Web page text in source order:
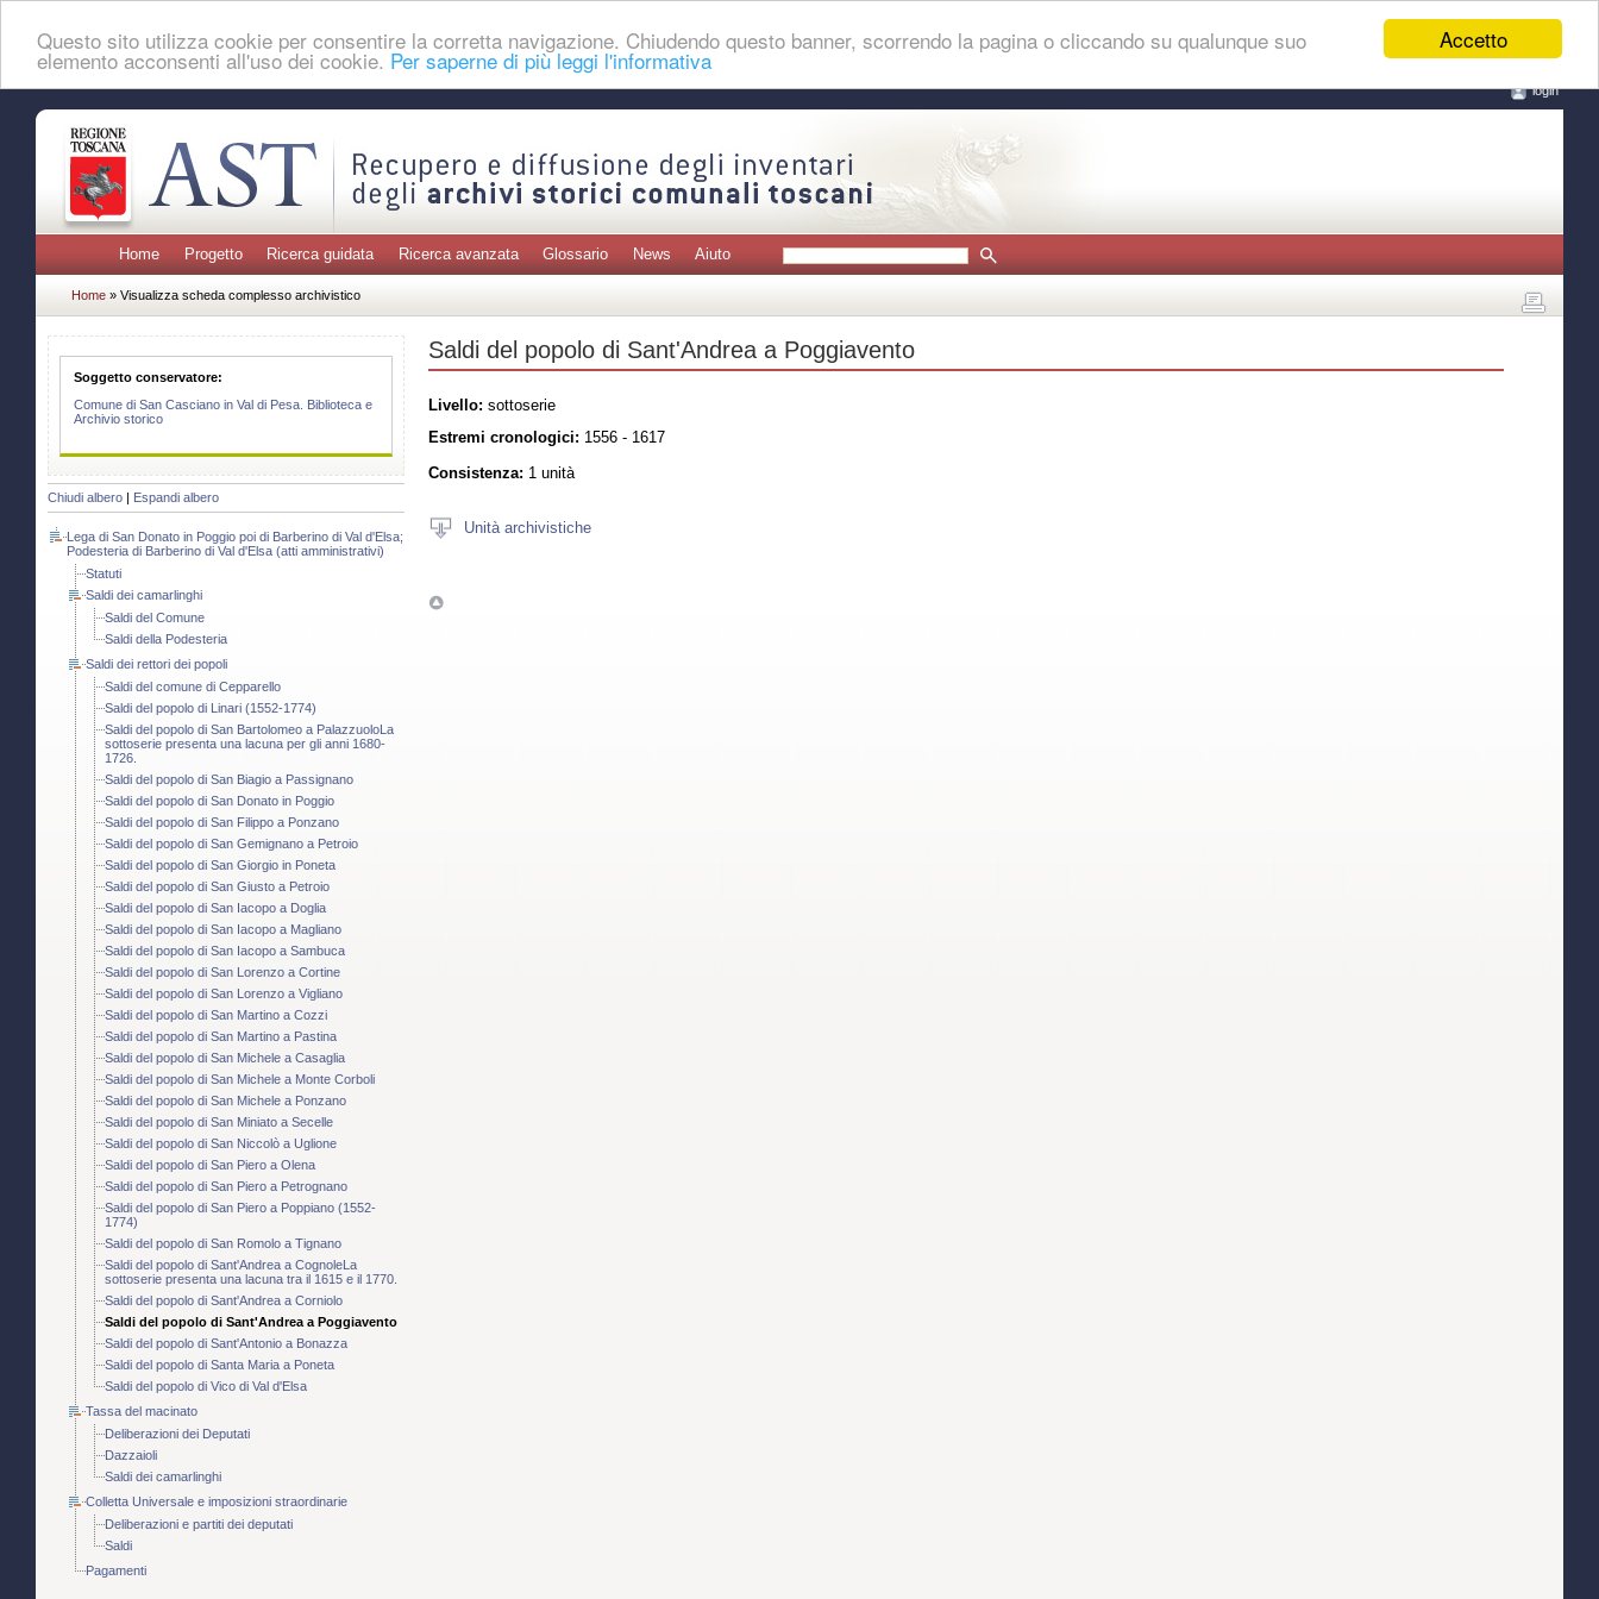
Accetto
Questo sito utilizza cookie per consentire la corretta navigazione. Chiudendo questo banner, scorrendo la pagina o cliccando su qualunque suo
elemento acconsenti all'uso dei cookie. Per saperne di più leggi l'informativa
login
Home Progetto Ricerca guidata Ricerca avanzata Glossario News Aiuto
Home » Visualizza scheda complesso archivistico
Soggetto conservatore:
Comune di San Casciano in Val di Pesa. Biblioteca e
Archivio storico
Chiudi albero Espandi albero
Lega di San Donato in Poggio poi di Barberino di Val d'Elsa;
Podesteria di Barberino di Val d'Elsa (atti amministrativi)
Statuti
Saldi dei camarlinghi
Saldi del Comune
Saldi della Podesteria
Saldi dei rettori dei popoli
Saldi del comune di Cepparello
Saldi del popolo di Linari (1552-1774)
Saldi del popolo di San Bartolomeo a PalazzuoloLa
sottoserie presenta una lacuna per gli anni 1680-
1726.
Saldi del popolo di San Biagio a Passignano
Saldi del popolo di San Donato in Poggio
Saldi del popolo di San Filippo a Ponzano
Saldi del popolo di San Gemignano a Petroio
Saldi del popolo di San Giorgio in Poneta
Saldi del popolo di San Giusto a Petroio
Saldi del popolo di San Iacopo a Doglia
Saldi del popolo di San Iacopo a Magliano
Saldi del popolo di San Iacopo a Sambuca
Saldi del popolo di San Lorenzo a Cortine
Saldi del popolo di San Lorenzo a Vigliano
Saldi del popolo di San Martino a Cozzi
Saldi del popolo di San Martino a Pastina
Saldi del popolo di San Michele a Casaglia
Saldi del popolo di San Michele a Monte Corboli
Saldi del popolo di San Michele a Ponzano
Saldi del popolo di San Miniato a Secelle
Saldi del popolo di San Niccolò a Uglione
Saldi del popolo di San Piero a Olena
Saldi del popolo di San Piero a Petrognano
Saldi del popolo di San Piero a Poppiano (1552-
1774)
Saldi del popolo di San Romolo a Tignano
Saldi del popolo di Sant'Andrea a CognoleLa
sottoserie presenta una lacuna tra il 1615 e il 1770.
Saldi del popolo di Sant'Andrea a Corniolo
Saldi del popolo di Sant'Andrea a Poggiavento
Saldi del popolo di Sant'Antonio a Bonazza
Saldi del popolo di Santa Maria a Poneta
Saldi del popolo di Vico di Val d'Elsa
Tassa del macinato
Deliberazioni dei Deputati
Dazzaioli
Saldi dei camarlinghi
Colletta Universale e imposizioni straordinarie
Deliberazioni e partiti dei deputati
Saldi
Pagamenti
Saldi del popolo di Sant'Andrea a Poggiavento
Livello: sottoserie
Estremi cronologici: 1556 - 1617
Consistenza: 1 unità
Unità archivistiche